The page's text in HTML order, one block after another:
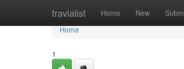
travialist Home New
Home
Home
1